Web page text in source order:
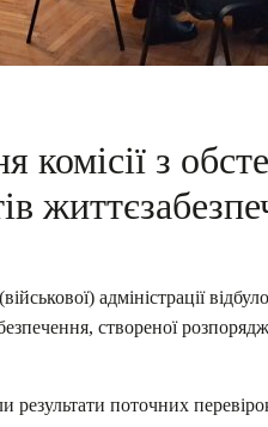
комісії з
адміністрації
створеної
результати поточних